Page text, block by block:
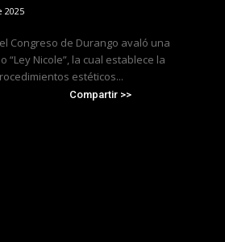
2025
Congreso de Durango avaló una
“Ley Nicole”, la cual establece la
estéticos...
Compartir >>